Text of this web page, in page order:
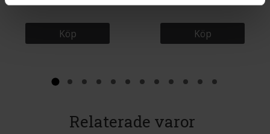
Köp Köp
Relaterade varor